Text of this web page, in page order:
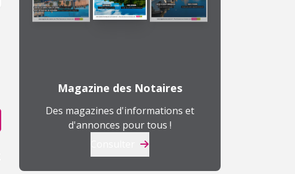
Magazine des Notaires
Des magazines d'informations et
d'annonces pour tous !